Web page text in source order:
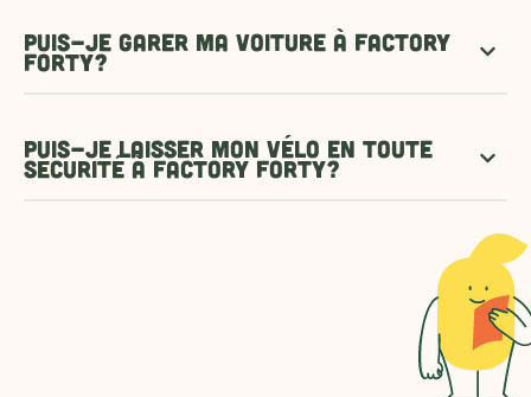
Puis-je garer ma voiture à Factory
Forty?
Puis-je laisser mon vélo en toute
sécurité à Factory Forty?